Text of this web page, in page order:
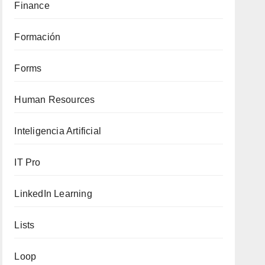
Finance
Formación
Forms
Human Resources
Inteligencia Artificial
IT Pro
LinkedIn Learning
Lists
Loop